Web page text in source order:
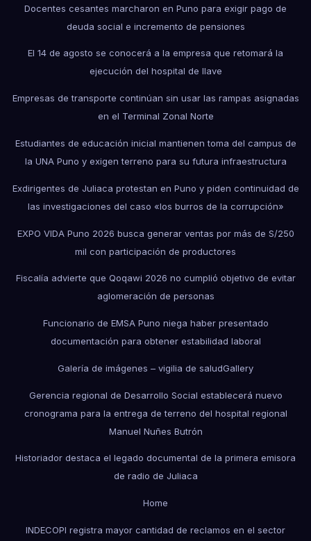
Docentes cesantes marcharon en Puno para exigir pago de
deuda social e incremento de pensiones
El 14 de agosto se conocerá a la empresa que retomará la
ejecución del hospital de Ilave
Empresas de transporte continúan sin usar las rampas asignadas
en el Terminal Zonal Norte
Estudiantes de educación inicial mantienen toma del campus de
la UNA Puno y exigen terreno para su futura infraestructura
Exdirigentes de Juliaca protestan en Puno y piden continuidad de
las investigaciones del caso «los burros de la corrupción»
EXPO VIDA Puno 2026 busca generar ventas por más de S/250
mil con participación de productores
Fiscalía advierte que Qoqawi 2026 no cumplió objetivo de evitar
aglomeración de personas
Funcionario de EMSA Puno niega haber presentado
documentación para obtener estabilidad laboral
Galería de imágenes – vigilia de saludGallery
Gerencia regional de Desarrollo Social establecerá nuevo
cronograma para la entrega de terreno del hospital regional
Manuel Nuñes Butrón
Historiador destaca el legado documental de la primera emisora
de radio de Juliaca
Home
INDECOPI registra mayor cantidad de reclamos en el sector